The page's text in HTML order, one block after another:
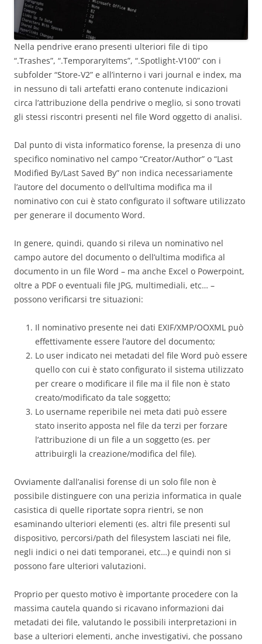
Nella pendrive erano presenti ulteriori file di tipo
“.Trashes”, “.TemporaryItems”, “.Spotlight-V100” con i
subfolder “Store-V2” e all’interno i vari journal e index, ma
in nessuno di tali artefatti erano contenute indicazioni
circa l’attribuzione della pendrive o meglio, si sono trovati
gli stessi riscontri presenti nel file Word oggetto di analisi.
Dal punto di vista informatico forense, la presenza di uno
specifico nominativo nel campo “Creator/Author” o “Last
Modified By/Last Saved By” non indica necessariamente
l’autore del documento o dell’ultima modifica ma il
nominativo con cui è stato configurato il software utilizzato
per generare il documento Word.
In genere, quindi, quando si rileva un nominativo nel
campo autore del documento o dell’ultima modifica al
documento in un file Word – ma anche Excel o Powerpoint,
oltre a PDF o eventuali file JPG, multimediali, etc… –
possono verificarsi tre situazioni:
Il nominativo presente nei dati EXIF/XMP/OOXML può
effettivamente essere l’autore del documento;
Lo user indicato nei metadati del file Word può essere
quello con cui è stato configurato il sistema utilizzato
per creare o modificare il file ma il file non è stato
creato/modificato da tale soggetto;
Lo username reperibile nei meta dati può essere
stato inserito apposta nel file da terzi per forzare
l’attribuzione di un file a un soggetto (es. per
attribuirgli la creazione/modifica del file).
Ovviamente dall’analisi forense di un solo file non è
possibile distinguere con una perizia informatica in quale
casistica di quelle riportate sopra rientri, se non
esaminando ulteriori elementi (es. altri file presenti sul
dispositivo, percorsi/path del filesystem lasciati nei file,
negli indici o nei dati temporanei, etc…) e quindi non si
possono fare ulteriori valutazioni.
Proprio per questo motivo è importante procedere con la
massima cautela quando si ricavano informazioni dai
metadati dei file, valutando le possibili interpretazioni in
base a ulteriori elementi, anche investigativi, che possano